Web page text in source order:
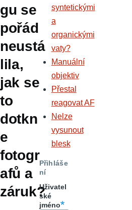
gu se
pořád
neustá
lila,
jak se
to
dotkn
e
fotogr
afů a
záruk?
syntetickými
a
organickými
vaty?
Manuální
objektiv
Přestal
reagovat AF
Nelze
vysunout
blesk
Přihláše
ní
Uživatel
ské
jméno